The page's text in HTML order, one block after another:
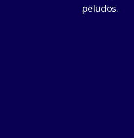
peludos.